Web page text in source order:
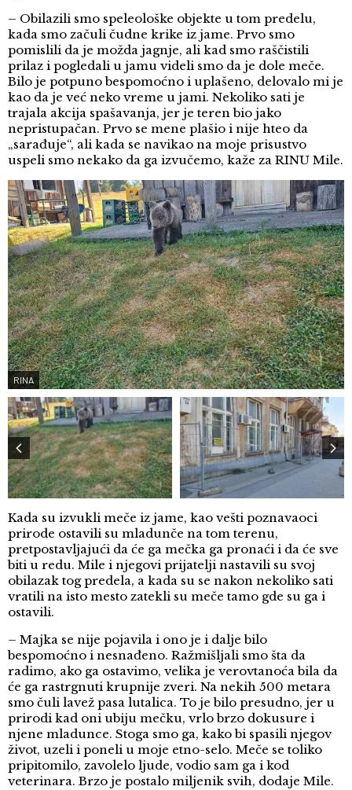
– Obilazili smo speleološke objekte u tom predelu,
kada smo začuli čudne krike iz jame. Prvo smo
pomislili da je možda jagnje, ali kad smo raščistili
prilaz i pogledali u jamu videli smo da je dole meče.
Bilo je potpuno bespomoćno i uplašeno, delovalo mi je
kao da je već neko vreme u jami. Nekoliko sati je
trajala akcija spašavanja, jer je teren bio jako
nepristupačan. Prvo se mene plašio i nije hteo da
„sarađuje“, ali kada se navikao na moje prisustvo
uspeli smo nekako da ga izvučemo, kaže za RINU Mile.
RINA
Kada su izvukli meče iz jame, kao vešti poznavaoci
prirode ostavili su mladunče na tom terenu,
pretpostavljajući da će ga mečka ga pronaći i da će sve
biti u redu. Mile i njegovi prijatelji nastavili su svoj
obilazak tog predela, a kada su se nakon nekoliko sati
vratili na isto mesto zatekli su meče tamo gde su ga i
ostavili.
– Majka se nije pojavila i ono je i dalje bilo
bespomoćno i nesnađeno. Ražmišljali smo šta da
radimo, ako ga ostavimo, velika je verovtanoća bila da
će ga rastrgnuti krupnije zveri. Na nekih 500 metara
smo čuli lavež pasa lutalica. To je bilo presudno, jer u
prirodi kad oni ubiju mečku, vrlo brzo dokusure i
njene mladunce. Stoga smo ga, kako bi spasili njegov
život, uzeli i poneli u moje etno-selo. Meče se toliko
pripitomilo, zavolelo ljude, vodio sam ga i kod
veterinara. Brzo je postalo miljenik svih, dodaje Mile.